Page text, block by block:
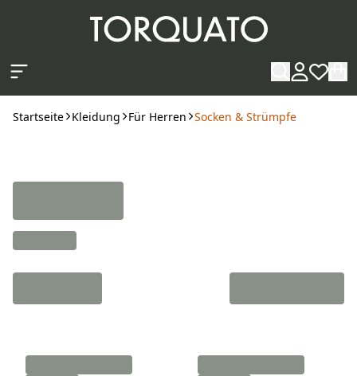
Startseite Kleidung Für Herren Socken & Strümpfe